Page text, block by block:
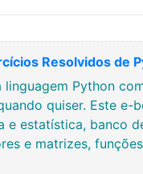
Resolvidos de
Python
quiser. Este
estatística, banco
e matrizes,